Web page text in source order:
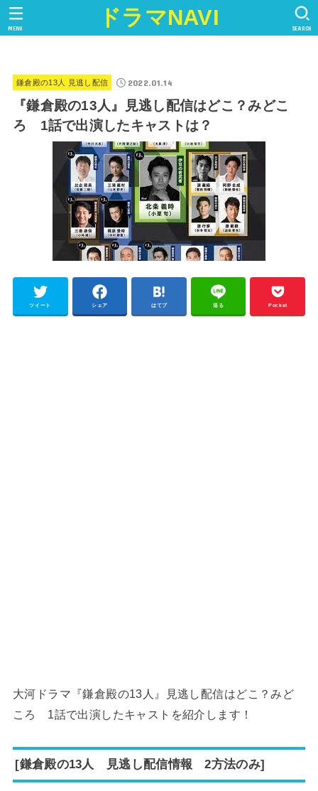
ドラマNAVI SEARCH
MENU
鎌倉殿の13人 見逃し配信 2022.01.14
『鎌倉殿の13人』見逃し配信はどこ？みどこ
ろ 1話で出演したキャストは？
ツイート シェア はてブ 送る Pocket
大河ドラマ『鎌倉殿の13人』見逃し配信はどこ？みど
ころ 1話で出演したキャストを紹介します！
[鎌倉殿の13人 見逃し配信情報 2方法のみ]